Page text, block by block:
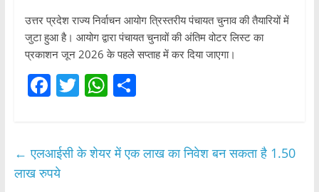
उत्तर प्रदेश राज्य निर्वाचन आयोग त्रिस्तरीय पंचायत चुनाव की तैयारियों में
जुटा हुआ है। आयोग द्वारा पंचायत चुनावों की अंतिम वोटर लिस्ट का
प्रकाशन जून 2026 के पहले सप्ताह में कर दिया जाएगा।
F
e
b
T
er
W
s
S
e
← एलआईसी के शेयर में एक लाख का निवेश बन सकता है 1.50
लाख रुपये